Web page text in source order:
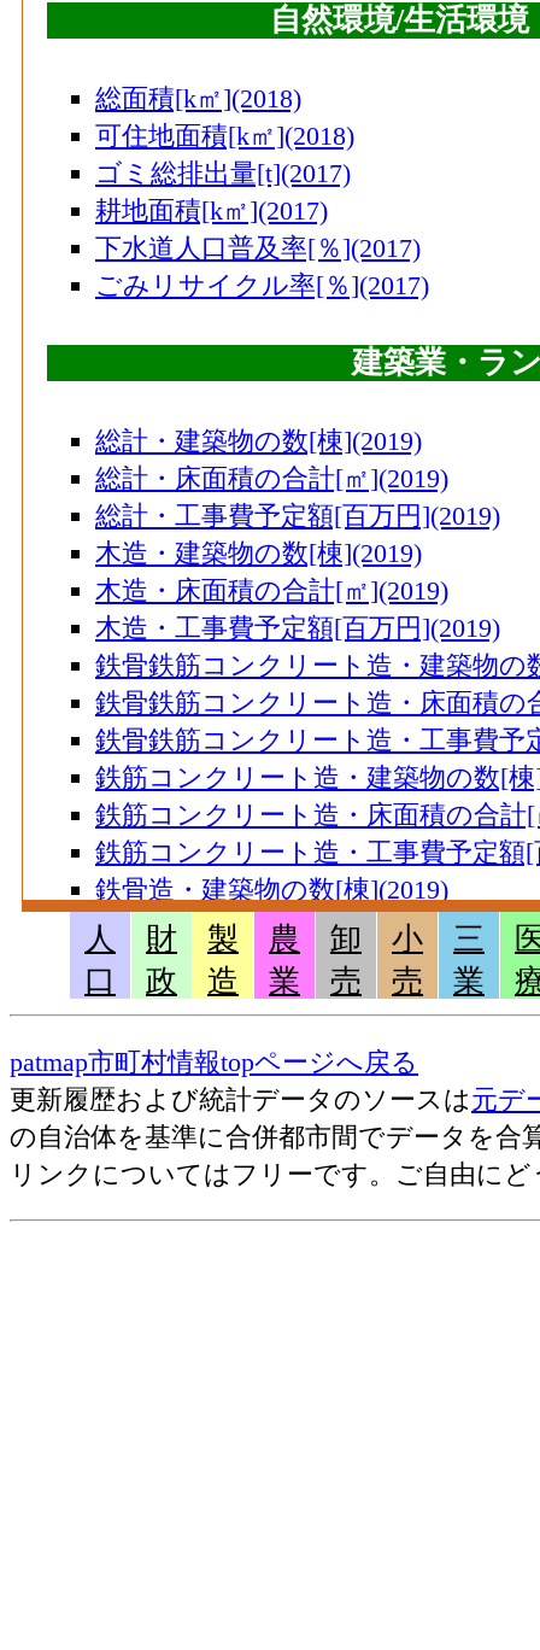
自然環境/生活環
総面積[k㎡](2018)
可住地面積[k㎡](2018)
ゴミ総排出量[t](2017)
耕地面積[k㎡](2017)
下水道人口普及率[％](2017)
ごみリサイクル率[％](2017)
建築業・ラ
総計・建築物の数[棟](2019)
総計・床面積の合計[㎡](2019)
総計・工事費予定額[百万円](2019)
木造・建築物の数[棟](2019)
木造・床面積の合計[㎡](2019)
木造・工事費予定額[百万円](2019)
鉄骨鉄筋コンクリート造・建築物の
鉄骨鉄筋コンクリート造・床面積の
鉄骨鉄筋コンクリート造・工事費予
鉄筋コンクリート造・建築物の数[棟
鉄筋コンクリート造・床面積の合計[
鉄筋コンクリート造・工事費予定額[
鉄骨造・建築物の数[棟](2019)
鉄骨造・床面積の合計[㎡](2019)
鉄骨造・工事費予定額[百万円](2019)
コンクリートブロック造・建築物の
コンクリートブロック造・工事費予
その他構造・建築物の数[棟](2019)
その他構造・床面積の合計[㎡](2019)
その他構造・工事費予定額[百万円
居住専用住宅・建築物の数[棟](2019)
人
口
財
政
製
造
農
業
卸
売
小
売
三
業
patmap市町村情報topページへ戻る
更新履歴および統計データのソースは元デ
の自治体を基準に合併都市間でデータを合
リンクについてはフリーです。ご自由にど